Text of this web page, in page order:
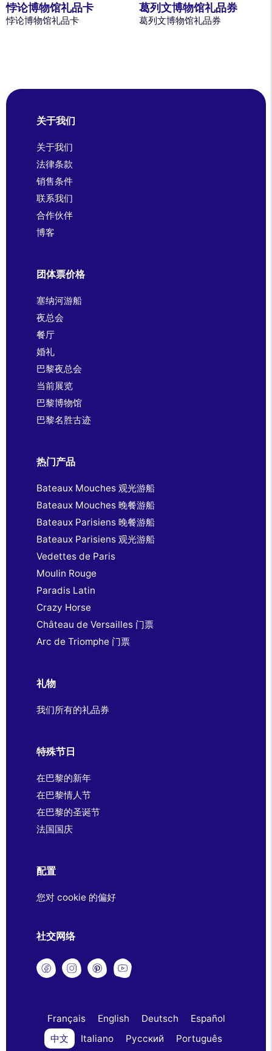
悖论博物馆礼品卡
悖论博物馆礼品卡
葛列文博物馆礼品券
葛列文博物馆礼品券
关于我们
关于我们
法律条款
销售条件
联系我们
合作伙伴
博客
团体票价格
塞纳河游船
夜总会
餐厅
婚礼
巴黎夜总会
当前展览
巴黎博物馆
巴黎名胜古迹
热门产品
Bateaux Mouches 观光游船
Bateaux Mouches 晚餐游船
Bateaux Parisiens 晚餐游船
Bateaux Parisiens 观光游船
Vedettes de Paris
Moulin Rouge
Paradis Latin
Crazy Horse
Château de Versailles 门票
Arc de Triomphe 门票
礼物
我们所有的礼品券
特殊节日
在巴黎的新年
在巴黎情人节
在巴黎的圣诞节
法国国庆
配置
您对 cookie 的偏好
社交网络
Français English Deutsch
Español
中文
Italiano Русский Português